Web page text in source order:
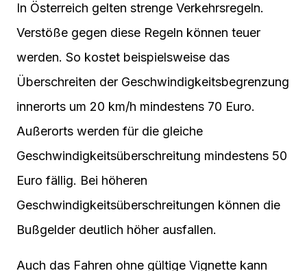
In Österreich gelten strenge Verkehrsregeln.
Verstöße gegen diese Regeln können teuer
werden. So kostet beispielsweise das
Überschreiten der Geschwindigkeitsbegrenzung
innerorts um 20 km/h mindestens 70 Euro.
Außerorts werden für die gleiche
Geschwindigkeitsüberschreitung mindestens 50
Euro fällig. Bei höheren
Geschwindigkeitsüberschreitungen können die
Bußgelder deutlich höher ausfallen.
Auch das Fahren ohne gültige Vignette kann